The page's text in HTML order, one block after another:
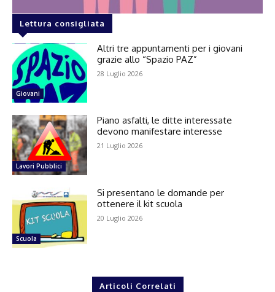
Lettura consigliata
Giovani
Altri tre appuntamenti per i giovani
grazie allo “Spazio PAZ”
28 Luglio 2026
Lavori Pubblici
Piano asfalti, le ditte interessate
devono manifestare interesse
21 Luglio 2026
Scuola
Si presentano le domande per
ottenere il kit scuola
20 Luglio 2026
Articoli Correlati